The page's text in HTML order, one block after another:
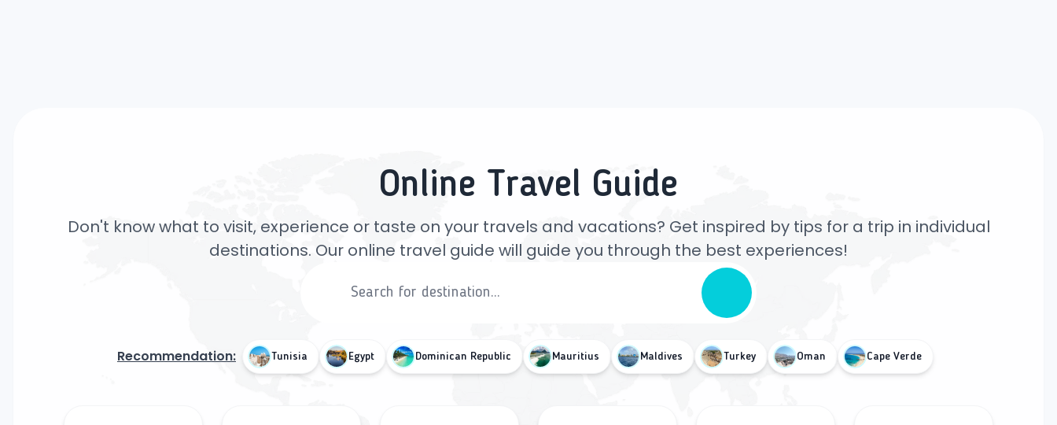
Online Travel Guide
Don't know what to visit, experience or taste on your travels and vacations? Get inspired by tips for a trip in individual
destinations. Our online travel guide will guide you through the best experiences!
Recommendation: Tunisia Egypt Dominican Republic Mauritius Maldives Turkey Oman Cape Verde